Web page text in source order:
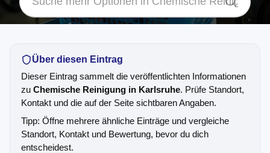
Über diesen Eintrag
Dieser Eintrag sammelt die veröffentlichten Informationen
zu Chemische Reinigung in Karlsruhe. Prüfe Standort,
Kontakt und die auf der Seite sichtbaren Angaben.
Tipp: Öffne mehrere ähnliche Einträge und vergleiche
Standort, Kontakt und Bewertung, bevor du dich
entscheidest.